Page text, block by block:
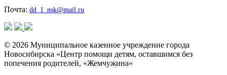
Почта: dd_1_nsk@mail.ru
© 2026 Муниципальное казенное учреждение города
Новосибирска «Центр помощи детям, оставшимся без
попечения родителей, «Жемчужина»